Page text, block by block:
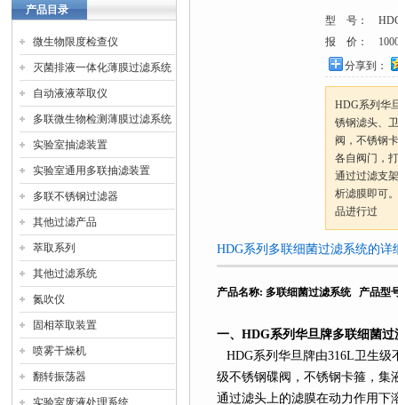
产品目录
微生物限度检查仪
灭菌排液一体化薄膜过滤系统
自动液液萃取仪
多联微生物检测薄膜过滤系统
实验室抽滤装置
实验室通用多联抽滤装置
多联不锈钢过滤器
其他过滤产品
萃取系列
其他过滤系统
氮吹仪
固相萃取装置
喷雾干燥机
翻转振荡器
实验室废液处理系统
型 号：
报 价：
分享到：
HDG系列华
锈钢滤头、
阀，不锈钢
各自阀门，
通过过滤支
析滤膜即可
品进行过
HDG系列多联细菌过滤系统的详
产品名称: 多联细菌过滤系统 产品型
一、 HDG系列 华旦牌多联细菌
HDG系列 华旦牌由316L卫生级
级不锈钢碟阀，不锈钢卡箍，集
通过滤头上的滤膜在动力作用下